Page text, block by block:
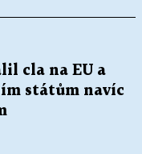
cla na EU a
státům navíc